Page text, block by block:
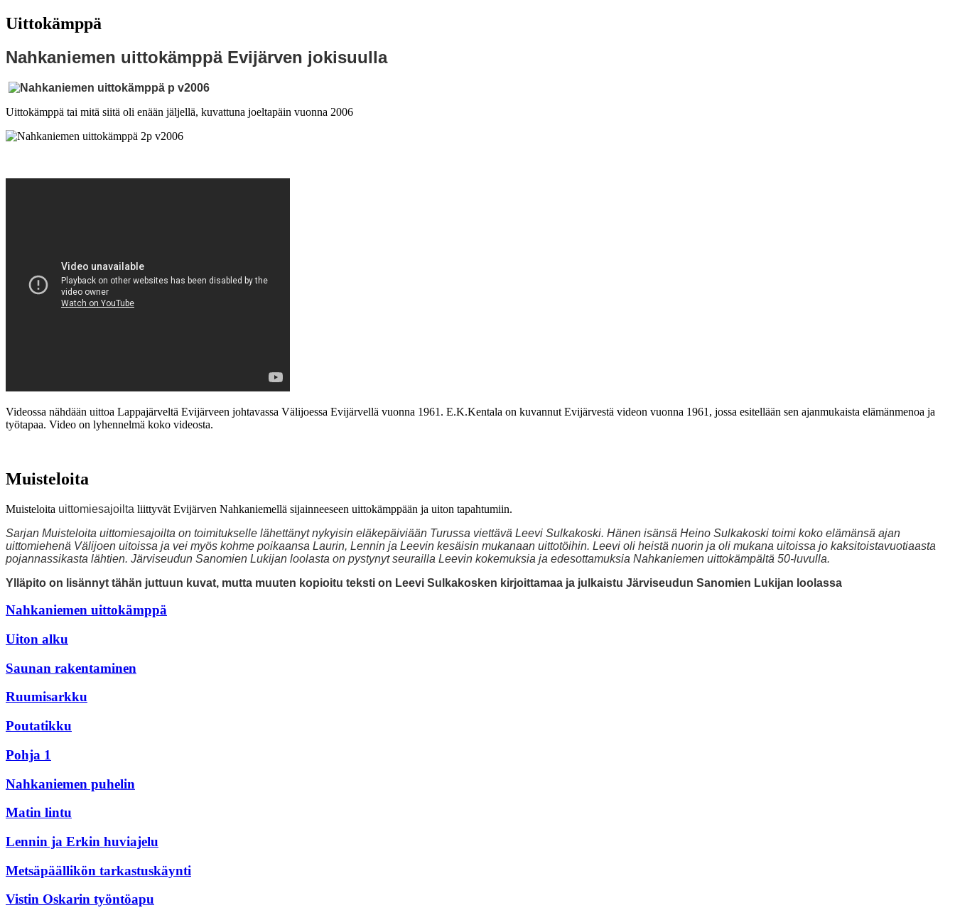
Uittokämppä
Nahkaniemen uittokämppä Evijärven jokisuulla
Uittokämppä tai mitä siitä oli enään jäljellä, kuvattuna joeltapäin vuonna 2006
Videossa nähdään uittoa Lappajärveltä Evijärveen johtavassa Välijoessa Evijärvellä vuonna 1961. E.K.Kentala on kuvannut Evijärvestä videon vuonna 1961, jossa esitellään sen ajanmukaista elämänmenoa ja
työtapaa. Video on lyhennelmä koko videosta.
Muisteloita
Muisteloita uittomiesajoilta liittyvät Evijärven Nahkaniemellä sijainneeseen uittokämppään ja uiton tapahtumiin.
Sarjan Muisteloita uittomiesajoilta on toimitukselle lähettänyt nykyisin eläkepäiviään Turussa viettävä Leevi Sulkakoski. Hänen isänsä Heino Sulkakoski toimi koko elämänsä ajan
uittomiehenä Välijoen uitoissa ja vei myös kohme poikaansa Laurin, Lennin ja Leevin kesäisin mukanaan uittotöihin. Leevi oli heistä nuorin ja oli mukana uitoissa jo kaksitoistavuotiaasta
pojannassikasta lähtien. Järviseudun Sanomien Lukijan loolasta on pystynyt seurailla Leevin kokemuksia ja edesottamuksia Nahkaniemen uittokämpältä 50-luvulla.
Ylläpito on lisännyt tähän juttuun kuvat, mutta muuten kopioitu teksti on Leevi Sulkakosken kirjoittamaa ja julkaistu Järviseudun Sanomien Lukijan loolassa
Nahkaniemen uittokämppä
Uiton alku
Saunan rakentaminen
Ruumisarkku
Poutatikku
Pohja 1
Nahkaniemen puhelin
Matin lintu
Lennin ja Erkin huviajelu
Metsäpäällikön tarkastuskäynti
Vistin Oskarin työntöapu